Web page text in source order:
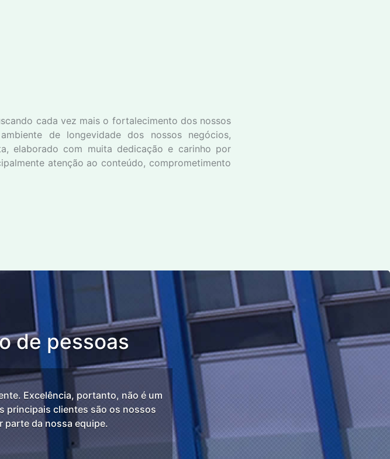
cada vez mais o fortalecimento dos nossos
de longevidade dos nossos negócios,
elaborado com muita dedicação e carinho por
atenção ao conteúdo, comprometimento
de pessoas
Excelência, portanto, não é um
principais clientes são os nossos
parte da nossa equipe.